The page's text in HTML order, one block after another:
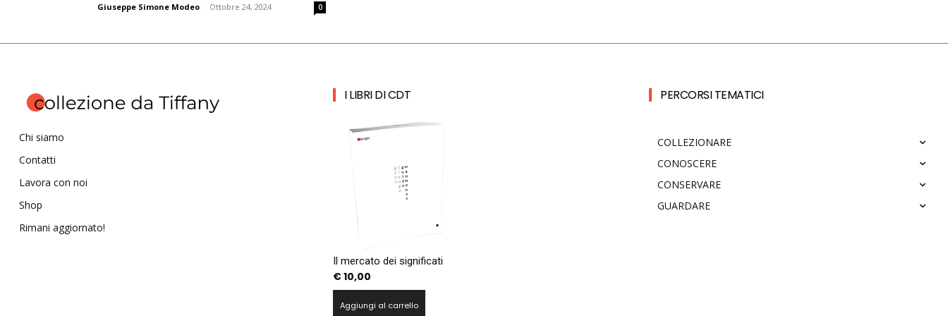
Giuseppe Simone Modeo - Ottobre 24, 2024 0
Chi siamo
Contatti
Lavora con noi
Shop
Rimani aggiornato!
I LIBRI DI CDT
Il mercato dei significati
€10,00
Aggiungi al carrello
PERCORSI TEMATICI
COLLEZIONARE
CONOSCERE
CONSERVARE
GUARDARE